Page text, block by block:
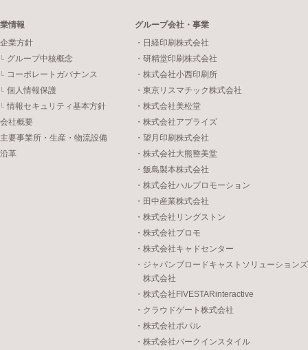
情報
業方針
グループ中核概念
コーポレートガバナンス
個人情報保護
情報セキュリティ基本方針
社概要
要事業所・生産・物流設備
革
グループ会社・事業
・日経印刷株式会社
・研精堂印刷株式会社
・株式会社小西印刷所
・東京リスマチック株式会社
・株式会社美松堂
・株式会社アプライズ
・望月印刷株式会社
・株式会社大熊整美堂
・飯島製本株式会社
・株式会社ハルプロモーション
・田中産業株式会社
・株式会社リングストン
・株式会社プロモ
・株式会社キャドセンター
・ジャパンブロードキャストソリューションズ
株式会社
・株式会社FIVESTARinteractive
・クラウドゲート株式会社
・株式会社ポパル
・株式会社バークインスタイル